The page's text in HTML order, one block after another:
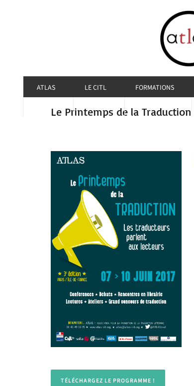
ATLAS LE CITL FORMATIONS
Le Printemps de la Traduction
TÉLÉCHARGEZ LE PROGRAMME !